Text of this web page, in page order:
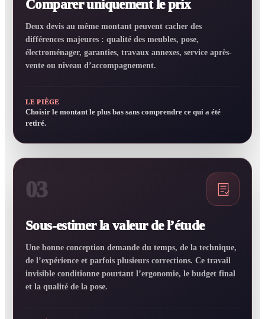
Comparer uniquement le prix
Deux devis au même montant peuvent cacher des
différences majeures : qualité des meubles, pose,
électroménager, garanties, travaux annexes, service après-
vente ou niveau d’accompagnement.
LE PIÈGE
Choisir le montant le plus bas sans comprendre ce qui a été
retiré.
03
Sous-estimer la valeur de l’étude
Une bonne conception demande du temps, de la technique,
de l’expérience et parfois plusieurs corrections. Ce travail
invisible conditionne pourtant l’ergonomie, le budget final
et la qualité de la pose.